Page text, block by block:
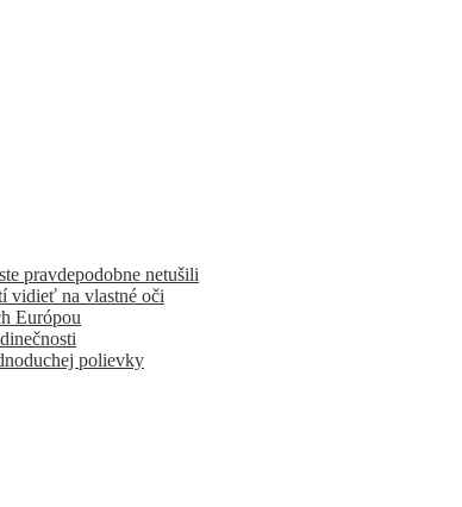
pravdepodobne netušili
vidieť na vlastné oči
Európou
polievky